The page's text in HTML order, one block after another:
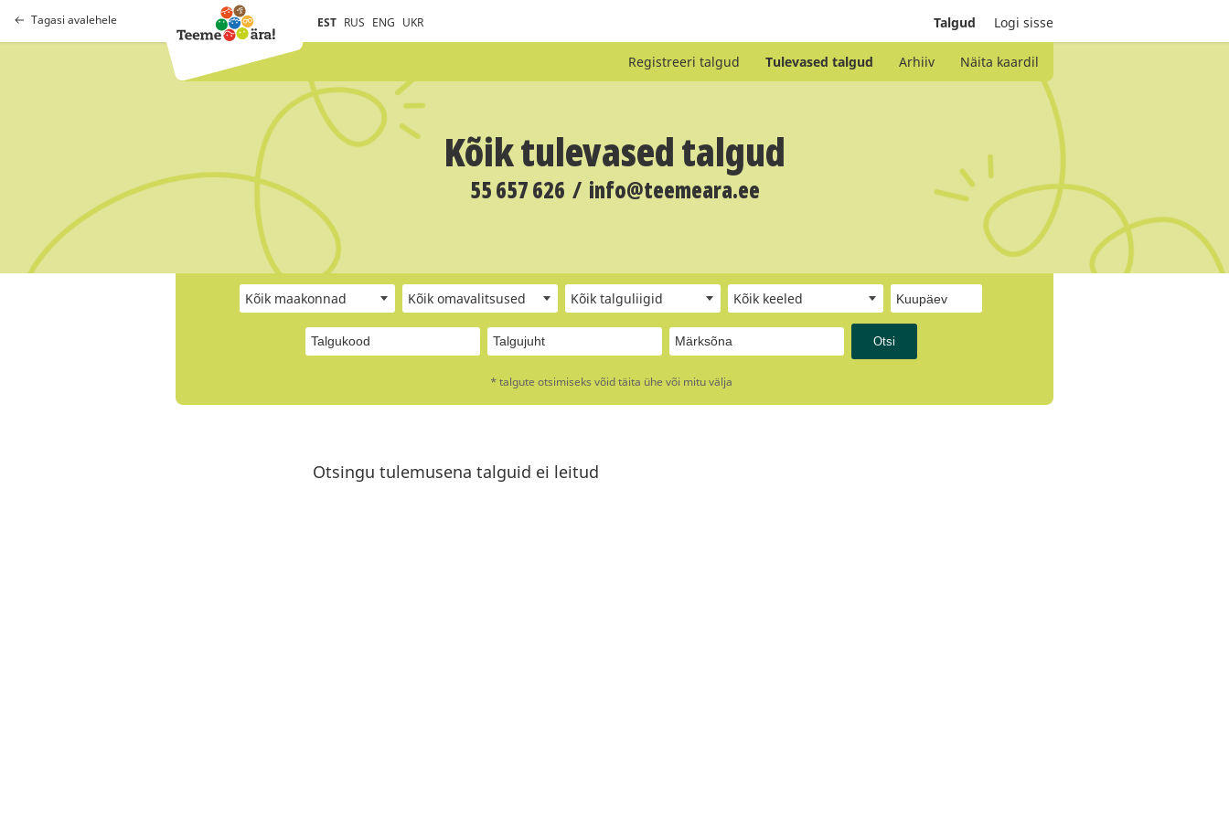
Tagasi avalehele EST RUS ENG UKR Talgud Logi sisse
Registreeri talgud Tulevased talgud Arhiiv Näita kaardil
Kõik tulevased talgud
55 657 626 / info@teemeara.ee
Kõik maakonnad Kõik omavalitsused Kõik talguliigid Kõik keeled
* talgute otsimiseks võid täita ühe või mitu välja
Otsingu tulemusena talguid ei leitud